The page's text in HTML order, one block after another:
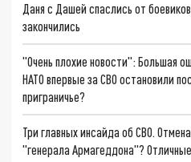
Даня с Дашей спаслись от
закончились
"Очень плохие новости": Большая
НАТО впервые за СВО остановили
приграничье?
Три главных инсайда об СВО.
"генерала Армагеддона"?